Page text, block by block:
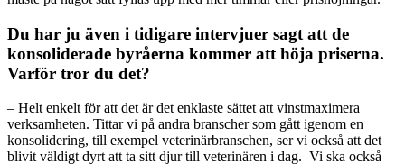
Du har ju även i tidigare intervjuer sagt att de
konsoliderade byråerna kommer att höja priserna.
Varför tror du det?
– Helt enkelt för att det är det enklaste sättet att vinstmaximera
verksamheten. Tittar vi på andra branscher som gått igenom en
konsolidering, till exempel veterinärbranschen, ser vi också att det
blivit väldigt dyrt att ta sitt djur till veterinären i dag. Vi ska också